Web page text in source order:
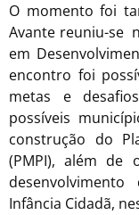
O momento foi
Avante reuniu-se
em
encontro foi
metas e
possíveis
construção do
(PMPI), além de
Infância Cidadã,